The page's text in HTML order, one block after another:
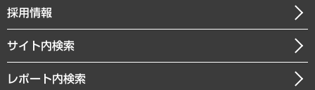
経済・産業・雇用・労働
まちづくり・観光・交通・スポーツ・スマートシティ
経営用語集
受託・受注実績（官公庁関連）
メディア掲載・出演
会社概要
沿革
ニュースリリース
お知らせ
採用情報
サイト内検索
レポート内検索